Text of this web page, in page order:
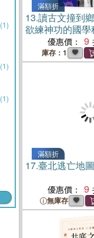
(1)
(1)
(1)
滿額折
13.讀古文撞到
欲練神功的國學
優惠價： 9
庫存：1
滿額折
17.臺北逃亡地圖
優惠價： 9
無庫存